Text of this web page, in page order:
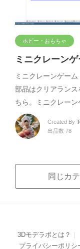
ホビー・おもちゃ
ミニクレーン
ミニクレーンゲー
部品はクリアランス
ちら。ミニクレー
Created By
出品数 78
同じカ
3Dモデラボとは？
プライバシーポリシ